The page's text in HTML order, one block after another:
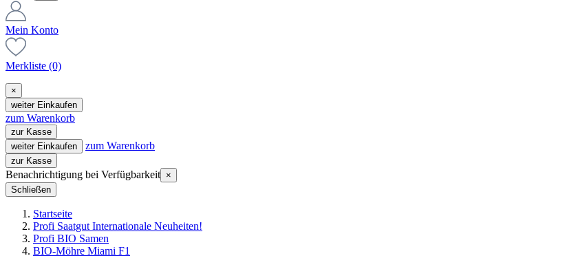
Mein Konto
Merkliste (0)
×
weiter Einkaufen
zum Warenkorb
zur Kasse
weiter Einkaufen
zum Warenkorb
zur Kasse
Benachrichtigung bei Verfügbarkeit ×
Schließen
Startseite
Profi Saatgut Internationale Neuheiten!
Profi BIO Samen
BIO-Möhre Miami F1